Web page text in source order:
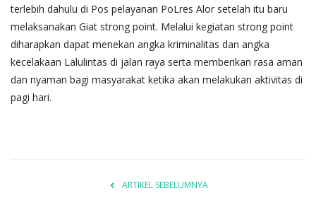
terlebih dahulu di Pos pelayanan PoLres Alor setelah itu baru
melaksanakan Giat strong point. Melalui kegiatan strong point
diharapkan dapat menekan angka kriminalitas dan angka
kecelakaan Lalulintas di jalan raya serta memberikan rasa aman
dan nyaman bagi masyarakat ketika akan melakukan aktivitas di
pagi hari.
ARTIKEL SEBELUMNYA